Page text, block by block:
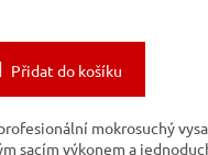
Přidat do košíku
mokrosuchý
sacím výkonem a